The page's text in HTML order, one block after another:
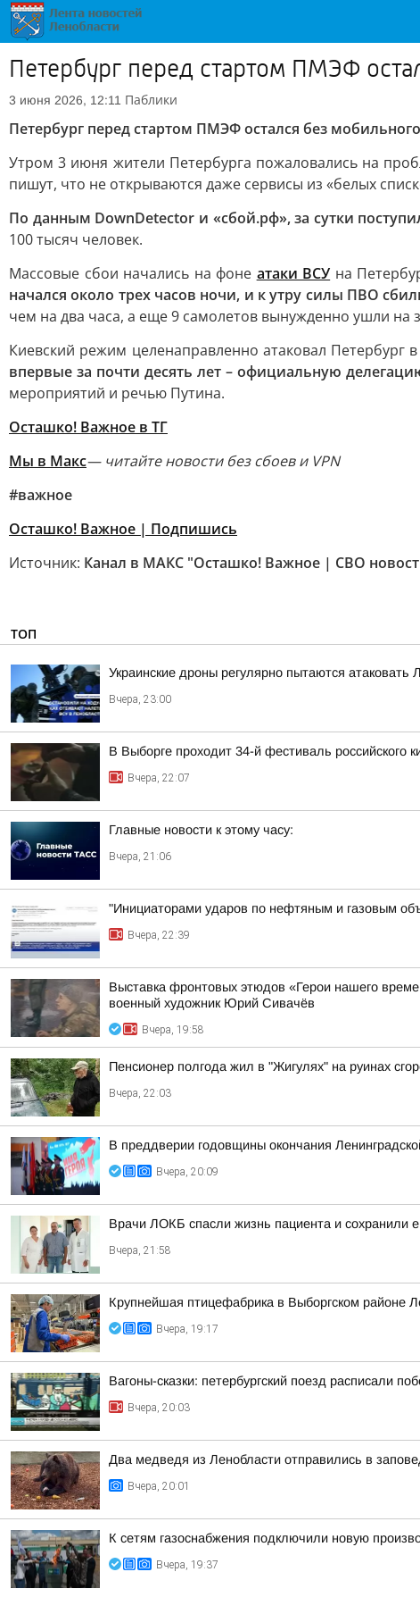
Петербург перед стартом ПМЭФ
3 июня 2026, 12:11 Паблики
Петербург перед стартом ПМЭФ остался без
Утром 3 июня жители Петербурга пожаловались на
пишут, что не открываются даже сервисы из «белых
По данным DownDetector и «сбой.рф», за сутки
100 тысяч человек.
Массовые сбои начались на фоне атаки ВСУ на
начался около трех часов ночи, и к утру силы ПВО
чем на два часа, а еще 9 самолетов вынужденно ушли на
Киевский режим целенаправленно атаковал
впервые за почти десять лет – официальную
мероприятий и речью Путина.
Осташко! Важное в ТГ
Мы в Макс— читайте новости без сбоев и VPN
#важное
Осташко! Важное | Подпишись
Источник: Канал в МАКС "Осташко! Важное | СВО
ТОП
Украинские дроны регулярно пытаются атаковать
Вчера, 23:00
В Выборге проходит 34-й фестиваль российского
Вчера, 22:07
Главные новости к этому часу:
Вчера, 21:06
"Инициаторами ударов по нефтяным и газовым
Вчера, 22:39
Выставка фронтовых этюдов «Герои нашего
военный художник Юрий Сивачёв
Вчера, 19:58
Пенсионер полгода жил в "Жигулях" на руинах
Вчера, 22:03
В преддверии годовщины окончания
Вчера, 20:09
Врачи ЛОКБ спасли жизнь пациента и сохранили
Вчера, 21:58
Крупнейшая птицефабрика в Выборгском районе
Вчера, 19:17
Вагоны-сказки: петербургский поезд расписали
Вчера, 20:03
Два медведя из Ленобласти отправились в
Вчера, 20:01
К сетям газоснабжения подключили новую
Вчера, 19:37